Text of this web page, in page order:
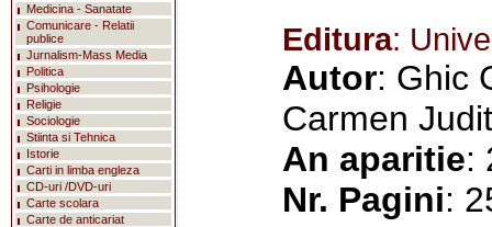
Editura:
Autor: Ghic
Carmen
An aparitie:
Nr. Pagini:
Medicina - Sanatate
Comunicare - Relatii
publice
Jurnalism-Mass Media
Politica
Psihologie
Religie
Sociologie
Stiinta si Tehnica
Istorie
Carti in limba engleza
CD-uri /DVD-uri
Carte scolara
Carte de anticariat